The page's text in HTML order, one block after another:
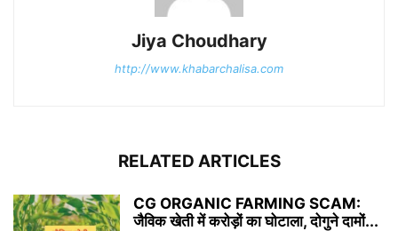
Jiya Choudhary
http://www.khabarchalisa.com
RELATED ARTICLES
CG ORGANIC FARMING SCAM:
जैविक खेती में करोड़ों का घोटाला, दोगुने दामों...